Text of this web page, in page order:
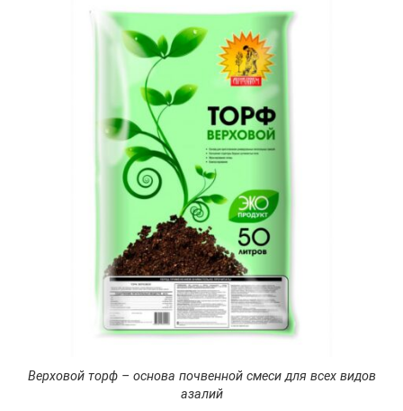
Верховой торф – основа почвенной смеси для всех видов
азалий